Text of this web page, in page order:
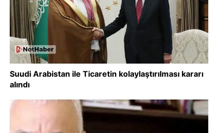
Suudi Arabistan ile Ticaretin kolaylaştırılması kararı
alındı